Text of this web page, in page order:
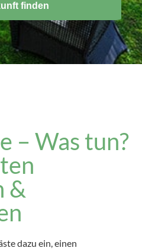
finden
– Was tun?
&
dazu ein, einen